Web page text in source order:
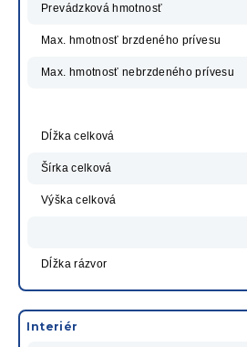
Prevádzková hmotnosť
Max. hmotnosť brzdeného prívesu
Max. hmotnosť nebrzdeného prívesu
Dĺžka celková
Šírka celková
Výška celková
Dĺžka rázvor
Interiér